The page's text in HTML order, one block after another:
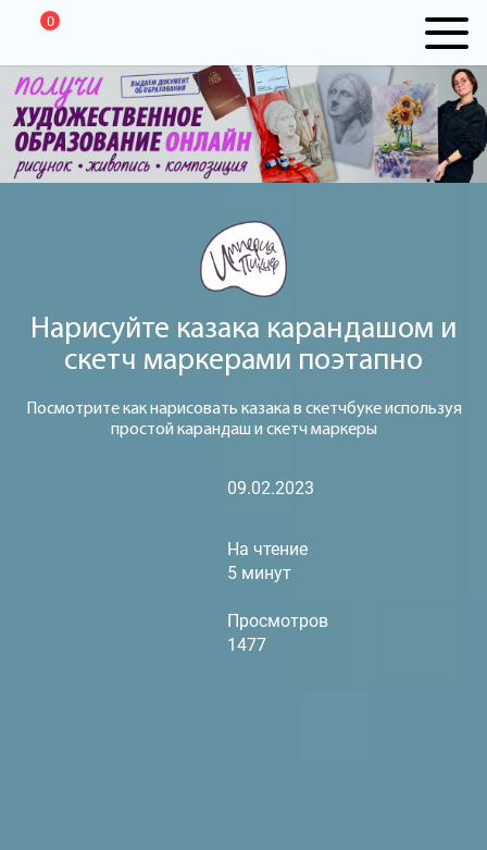
0
Нарисуйте казака карандашом и
скетч маркерами поэтапно
Посмотрите как нарисовать казака в скетчбуке используя
простой карандаш и скетч маркеры
09.02.2023
На чтение
5 минут
Просмотров
1477